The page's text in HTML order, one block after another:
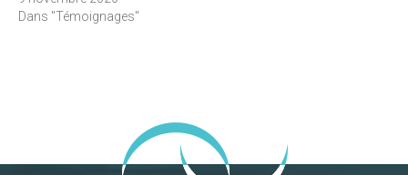
Dans "Témoignages"